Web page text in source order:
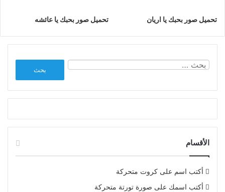
تحميل صور بحبك يا اريان تحميل صور بحبك يا عائشه
الأقسام
أكتب اسم على كروت متحركة
أكتب اسمك على صورة تورتة متحركة